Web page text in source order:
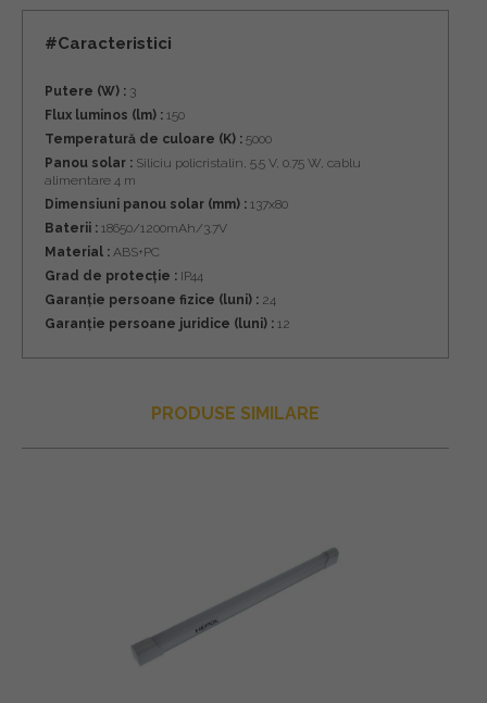
#Caracteristici
Putere (W) : 3
Flux luminos (lm) : 150
Temperatură de culoare (K) : 5000
Panou solar : Siliciu policristalin, 5.5 V, 0.75 W, cablu
alimentare 4 m
Dimensiuni panou solar (mm) : 137x80
Baterii : 18650/1200mAh/3.7V
Material : ABS+PC
Grad de protecție : IP44
Garanție persoane fizice (luni) : 24
Garanție persoane juridice (luni) : 12
PRODUSE SIMILARE